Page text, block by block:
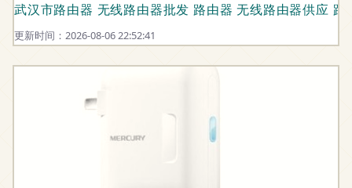
武汉市路由器 无线路由器批发 路由器 无线路由器供应 路
更新时间：2026-08-06 22:52:41